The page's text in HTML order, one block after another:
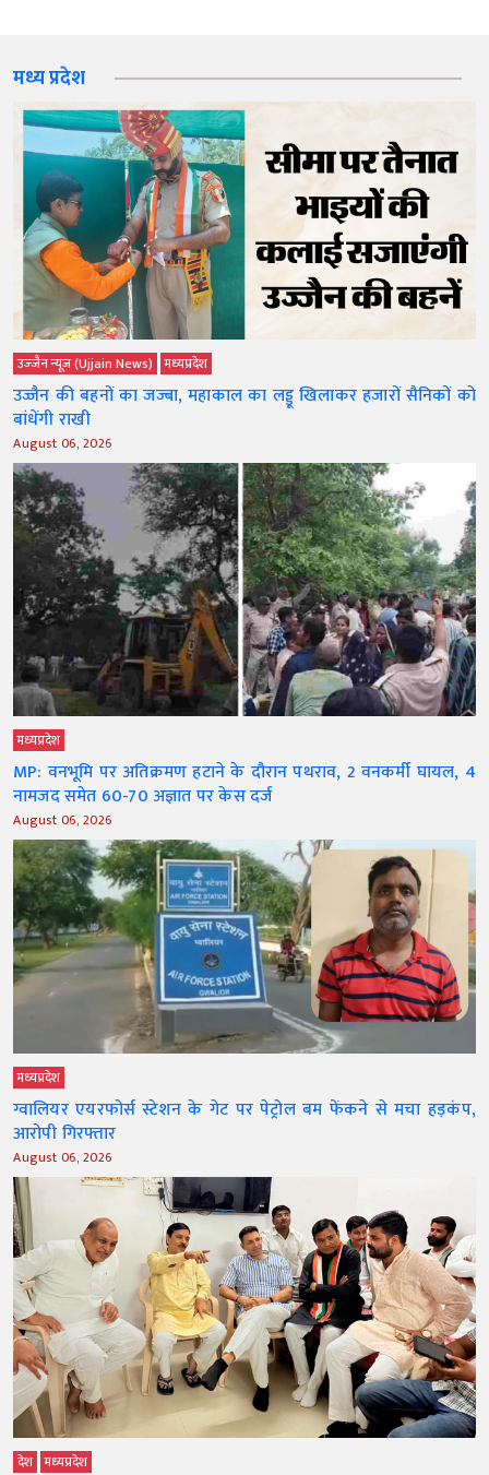
मध्य प्रदेश
उज्‍जैन न्यूज़ (Ujjain News) मध्‍यप्रदेश
उज्जैन की बहनों का जज्बा, महाकाल का लड्डू खिलाकर हजारों सैनिकों को
बांधेंगी राखी
August 06, 2026
मध्‍यप्रदेश
MP: वनभूमि पर अतिक्रमण हटाने के दौरान पथराव, 2 वनकर्मी घायल, 4
नामजद समेत 60-70 अज्ञात पर केस दर्ज
August 06, 2026
मध्‍यप्रदेश
ग्वालियर एयरफोर्स स्टेशन के गेट पर पेट्रोल बम फेंकने से मचा हड़कंप,
आरोपी गिरफ्तार
August 06, 2026
देश मध्‍यप्रदेश